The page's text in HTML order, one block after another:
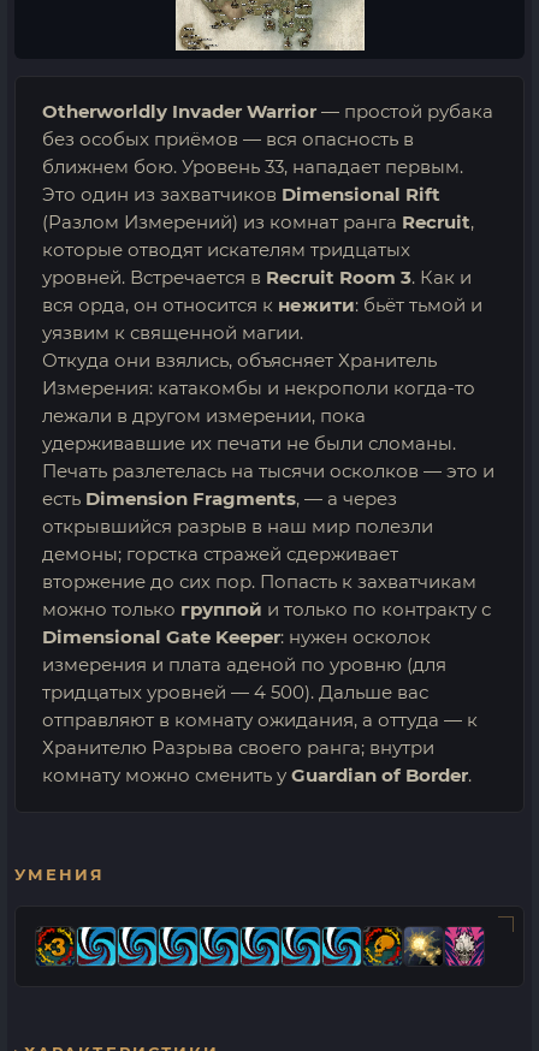
Otherworldly Invader Warrior — простой рубака
без особых приёмов — вся опасность в
ближнем бою. Уровень 33, нападает первым.
Это один из захватчиков Dimensional Rift
(Разлом Измерений) из комнат ранга Recruit,
которые отводят искателям тридцатых
уровней. Встречается в Recruit Room 3. Как и
вся орда, он относится к нежити: бьёт тьмой и
уязвим к священной магии.
Откуда они взялись, объясняет Хранитель
Измерения: катакомбы и некрополи когда-то
лежали в другом измерении, пока
удерживавшие их печати не были сломаны.
Печать разлетелась на тысячи осколков — это и
есть Dimension Fragments, — а через
открывшийся разрыв в наш мир полезли
демоны; горстка стражей сдерживает
вторжение до сих пор. Попасть к захватчикам
можно только группой и только по контракту с
Dimensional Gate Keeper: нужен осколок
измерения и плата аденой по уровню (для
тридцатых уровней — 4 500). Дальше вас
отправляют в комнату ожидания, а оттуда — к
Хранителю Разрыва своего ранга; внутри
комнату можно сменить у Guardian of Border.
УМЕНИЯ